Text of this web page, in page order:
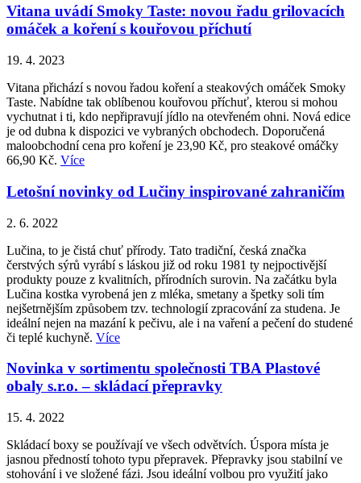
Vitana uvádí Smoky Taste: novou řadu grilovacích
omáček a koření s kouřovou příchutí
19. 4. 2023
Vitana přichází s novou řadou koření a steakových omáček Smoky
Taste. Nabídne tak oblíbenou kouřovou příchuť, kterou si mohou
vychutnat i ti, kdo nepřipravují jídlo na otevřeném ohni. Nová edice
je od dubna k dispozici ve vybraných obchodech. Doporučená
maloobchodní cena pro koření je 23,90 Kč, pro steakové omáčky
66,90 Kč. Více
Letošní novinky od Lučiny inspirované zahraničím
2. 6. 2022
Lučina, to je čistá chuť přírody. Tato tradiční, česká značka
čerstvých sýrů vyrábí s láskou již od roku 1981 ty nejpoctivější
produkty pouze z kvalitních, přírodních surovin. Na začátku byla
Lučina kostka vyrobená jen z mléka, smetany a špetky soli tím
nejšetrnějším způsobem tzv. technologií zpracování za studena. Je
ideální nejen na mazání k pečivu, ale i na vaření a pečení do studené
či teplé kuchyně. Více
Novinka v sortimentu společnosti TBA Plastové
obaly s.r.o. – skládací přepravky
15. 4. 2022
Skládací boxy se používají ve všech odvětvích. Úspora místa je
jasnou předností tohoto typu přepravek. Přepravky jsou stabilní ve
stohování i ve složené fázi. Jsou ideální volbou pro využití jako